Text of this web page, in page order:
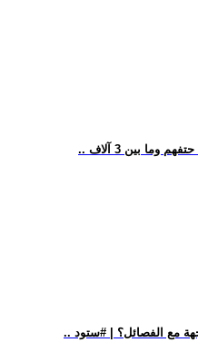
مع الفصائل؟ | #ستود